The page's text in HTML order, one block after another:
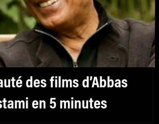
des films d’Abbas
en 5 minutes